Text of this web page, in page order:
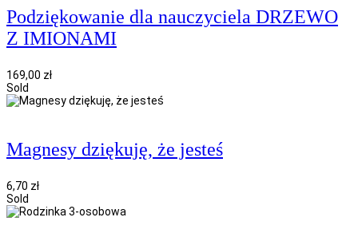
Podziękowanie dla nauczyciela DRZEWO
Z IMIONAMI
169,00 zł
Sold
Magnesy dziękuję, że jesteś
6,70 zł
Sold